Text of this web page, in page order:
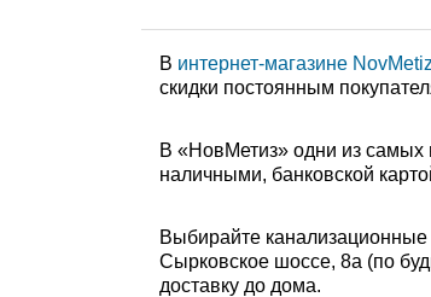
В интернет-магазине
скидки постоянным
В «НовМетиз» одни из самых
наличными, банковской
Выбирайте канализационные
Сырковское шоссе, 8а (по
доставку до дома.